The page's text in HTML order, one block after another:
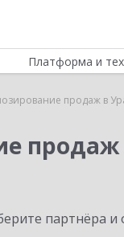
Платформа и
продаж в
продаж
партнёра и